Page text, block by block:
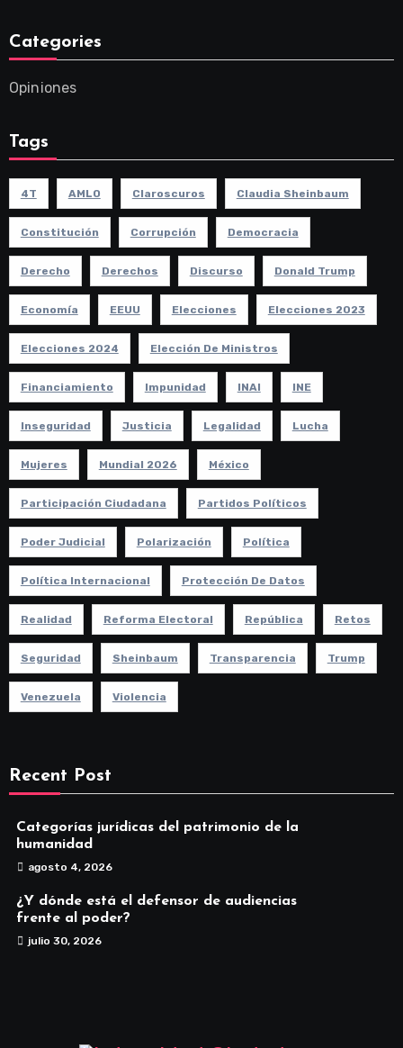
Categories
Opiniones
Tags
4T AMLO Claroscuros Claudia Sheinbaum
Constitución Corrupción Democracia
Derecho Derechos Discurso Donald Trump
Economía EEUU Elecciones Elecciones 2023
Elecciones 2024 Elección De Ministros
Financiamiento Impunidad INAI INE
Inseguridad Justicia Legalidad Lucha
Mujeres Mundial 2026 México
Participación Ciudadana Partidos Políticos
Poder Judicial Polarización Política
Política Internacional Protección De Datos
Realidad Reforma Electoral República Retos
Seguridad Sheinbaum Transparencia Trump
Venezuela Violencia
Recent Post
Categorías jurídicas del patrimonio de la
humanidad
agosto 4, 2026
¿Y dónde está el defensor de audiencias
frente al poder?
julio 30, 2026